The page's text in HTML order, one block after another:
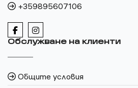
+359895607106
Обслужване на клиенти
Общите условия